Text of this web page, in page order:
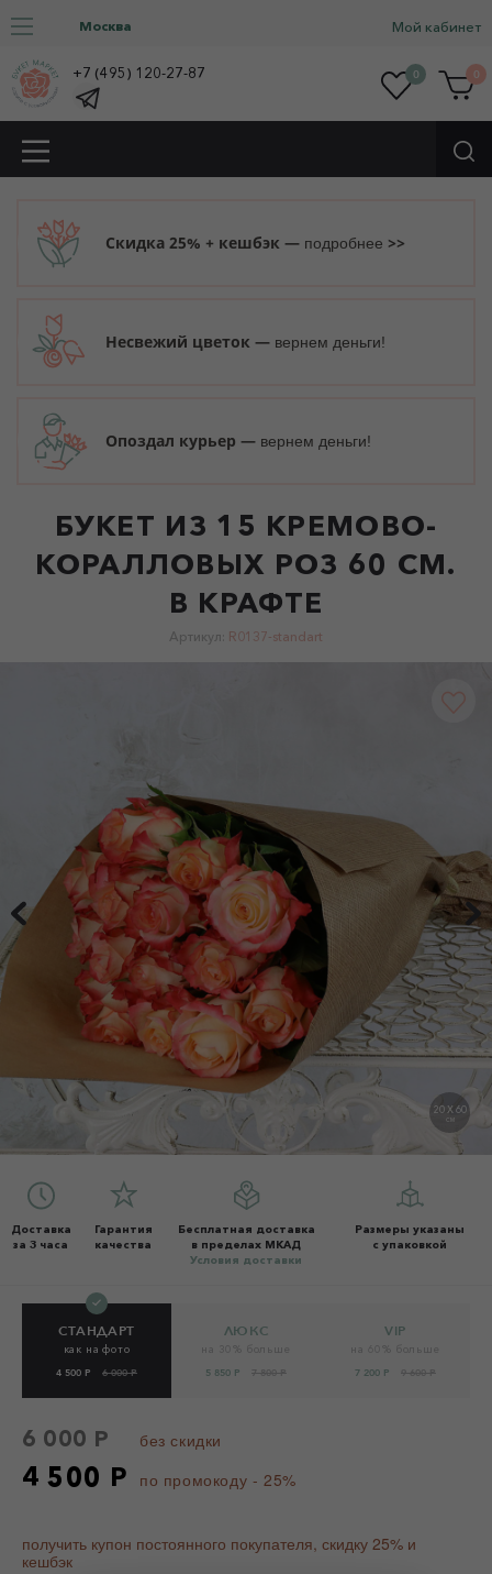
Москва Мой кабинет
+7 (495) 120-27-87 0 0
Скидка 25% + кешбэк — подробнее >>
Несвежий цветок — вернем деньги!
Опоздал курьер — вернем деньги!
БУКЕТ ИЗ 15 КРЕМОВО-
КОРАЛЛОВЫХ РОЗ 60 СМ.
В КРАФТЕ
Артикул: R0137-standart
20 X 60
СМ
Доставка
за 3 часа
Гарантия
качества
Бесплатная доставка
в пределах МКАД
Условия доставки
Размеры указаны
с упаковкой
СТАНДАРТ
как на фото
4 500 Р 6 000 Р
ЛЮКС
5 850 Р 7 800 Р
VIP
7 200 Р 9 600 Р
6 000 Р без скидки
4 500 Р по промокоду - 25%
получить купон постоянного покупателя, скидку 25% и
кешбэк